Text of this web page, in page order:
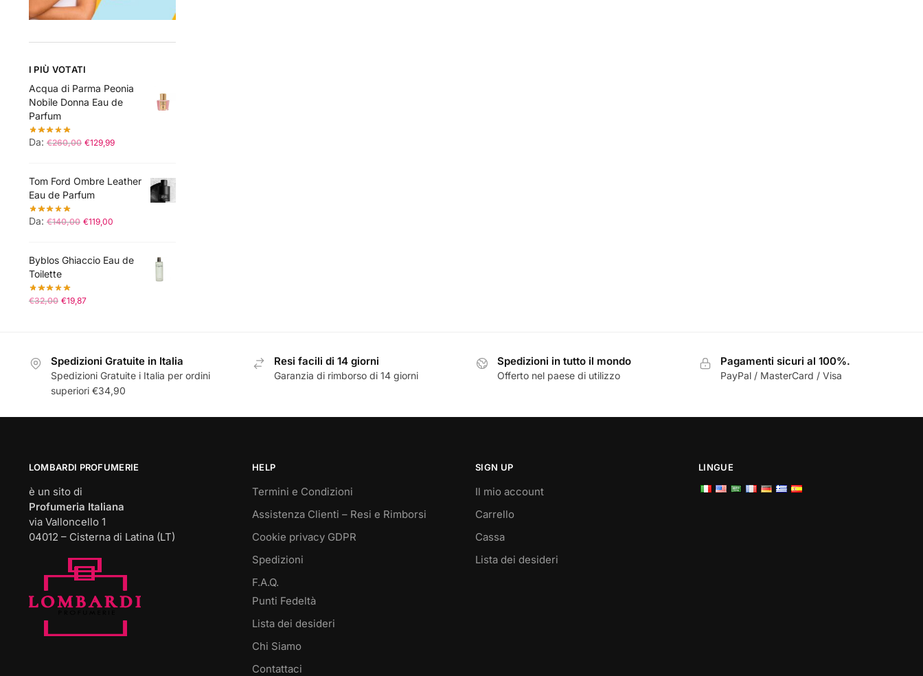
I PIÙ VOTATI
Acqua di Parma Peonia
Nobile Donna Eau de
Parfum
Da: €260,00 €129,99
Tom Ford Ombre Leather
Eau de Parfum
Da: €140,00 €119,00
Byblos Ghiaccio Eau de
Toilette
€32,00 €19,87
Spedizioni Gratuite in Italia
Spedizioni Gratuite i Italia per ordini
superiori €34,90
Resi facili di 14 giorni
Garanzia di rimborso di 14 giorni
Spedizioni in tutto il mondo
Offerto nel paese di utilizzo
Pagamenti sicuri al 100%.
PayPal / MasterCard / Visa
LOMBARDI PROFUMERIE
è un sito di
Profumeria Italiana
via Valloncello 1
04012 – Cisterna di Latina (LT)
HELP
Termini e Condizioni
Assistenza Clienti – Resi e Rimborsi
Cookie privacy GDPR
Spedizioni
F.A.Q.
Punti Fedeltà
Lista dei desideri
Chi Siamo
Contattaci
SIGN UP
Il mio account
Carrello
Cassa
Lista dei desideri
LINGUE